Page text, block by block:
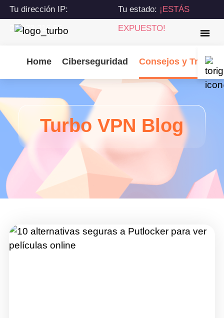
Tu dirección IP:
216.73.216.55
Tu estado: ¡ESTÁS
EXPUESTO!
Home Ciberseguridad Consejos y Trucos
Turbo VPN Blog